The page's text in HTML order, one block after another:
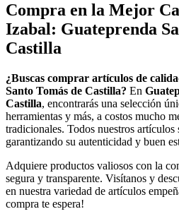
Compra en la Mejor
Izabal: Guateprenda
Castilla
¿Buscas comprar artículos de
Santo Tomás de Castilla? En
Castilla, encontrarás una selección
herramientas y más, a costos mucho
tradicionales. Todos nuestros artículos
garantizando su autenticidad y buen
Adquiere productos valiosos con la
segura y transparente. Visítanos y
en nuestra variedad de artículos
compra te espera!